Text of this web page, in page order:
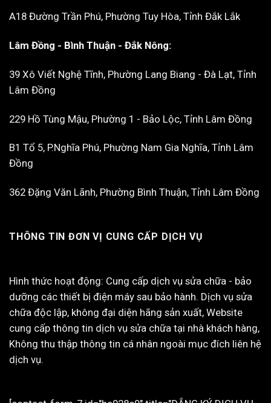
A18 Đường Trần Phú, Phường Tuy Hòa, Tỉnh Đắk Lắk
Lâm Đồng - Bình Thuận - Đắk Nông:
39 Xô Viết Nghệ Tĩnh, Phường Lang Biang - Đà Lạt, Tỉnh
Lâm Đồng
229 Hồ Tùng Mậu, Phường 1 - Bảo Lộc, Tỉnh Lâm Đồng
B1 Tổ 5, P.Nghĩa Phú, Phường Nam Gia Nghĩa, Tỉnh Lâm
Đồng
362 Đặng Văn Lãnh, Phường Bình Thuận, Tỉnh Lâm Đồng
THÔNG TIN ĐƠN VỊ CUNG CẤP DỊCH VỤ
Hình thức hoạt động: Cung cấp dịch vụ sửa chữa - bảo
dưỡng các thiết bị điện máy sau bảo hành. Dịch vụ sửa
chữa độc lập, không đại diện hãng sản xuất, Website
cung cấp thông tin dịch vụ sửa chữa tại nhà khách hàng,
Không thu thập thông tin cá nhân ngoài mục đích liên hệ
dịch vụ.